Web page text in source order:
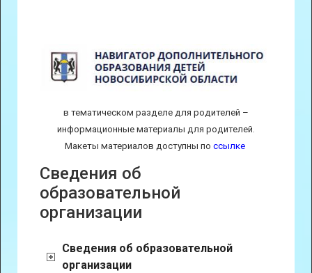
в тематическом разделе для родителей –
информационные материалы для родителей.
Макеты материалов доступны по ссылке
Сведения об
образовательной
организации
Сведения об образовательной
организации